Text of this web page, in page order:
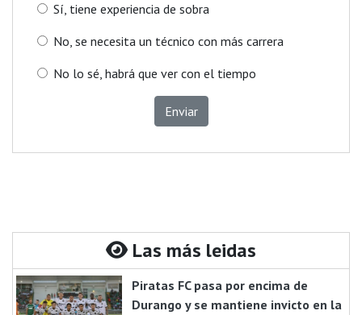
Sí, tiene experiencia de sobra
No, se necesita un técnico con más carrera
No lo sé, habrá que ver con el tiempo
Enviar
Las más leidas
Piratas FC pasa por encima de
Durango y se mantiene invicto en la